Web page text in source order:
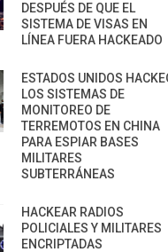
DESPUÉS DE QUE EL
SISTEMA DE VISAS EN
LÍNEA FUERA HACKEADO
ESTADOS UNIDOS
LOS SISTEMAS DE
MONITOREO DE
TERREMOTOS EN CHINA
PARA ESPIAR BASES
MILITARES
SUBTERRÁNEAS
HACKEAR RADIOS
POLICIALES Y MILITARES
ENCRIPTADAS